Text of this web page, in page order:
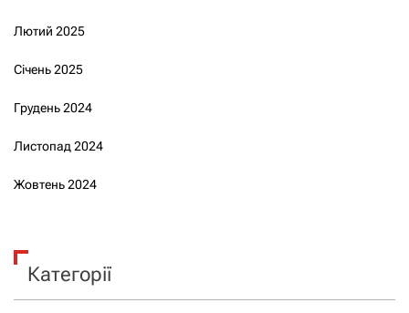
Лютий 2025
Січень 2025
Грудень 2024
Листопад 2024
Жовтень 2024
Категорії